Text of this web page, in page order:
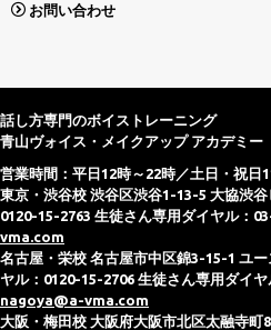
お問い合わせ
話し方専門のボイストレーニング
青山ヴォイス・メイクアップ アカデミー
営業時間：平日12時～22時／土日・祝日
東京・渋谷校 渋谷区渋谷1-13-5 大協渋谷
0120-15-2763 生徒さん専用ダイヤル：
vma.com
名古屋・栄校 名古屋市中区錦3-15-1 ユ
ヤル：0120-15-2706 生徒さん専用ダイ
nagoya@a-vma.com
大阪・梅田校 大阪府大阪市北区太融寺町